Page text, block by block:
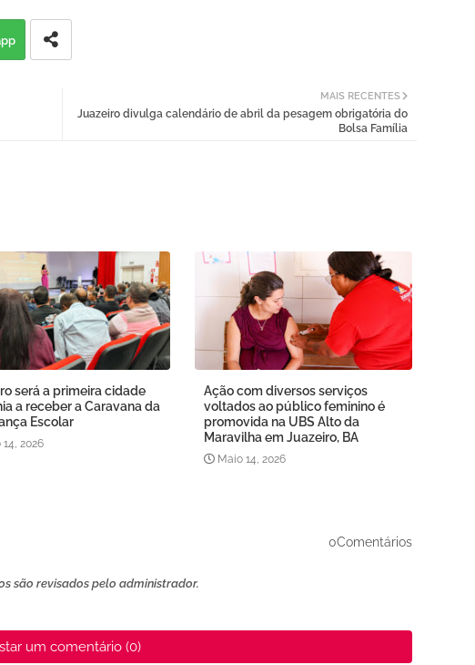
MAIS RECENTES
Juazeiro divulga calendário de abril da pesagem obrigatória do
Bolsa Família
será a primeira cidade
a receber a Caravana da
Escolar
14, 2026
Ação com diversos serviços
voltados ao público feminino é
promovida na UBS Alto da
Maravilha em Juazeiro, BA
Maio 14, 2026
0Comentários
são revisados ​​pelo administrador.
um comentário (0)